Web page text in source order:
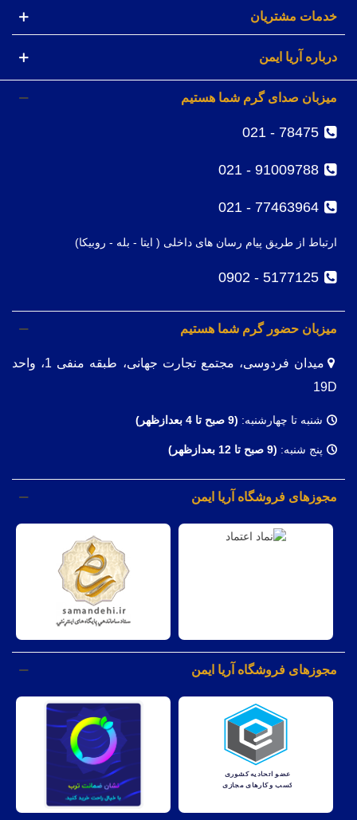
خدمات مشتریان
درباره آریا ایمن
میزبان صدای گرم شما هستیم
78475 - 021
91009788 - 021
77463964 - 021
ارتباط از طریق پیام رسان های داخلی ( ایتا - بله - روبیکا)
5177125 - 0902
میزبان حضور گرم شما هستیم
میدان فردوسی، مجتمع تجارت جهانی، طبقه منفی 1، واحد
19D
شنبه تا چهارشنبه: (9 صبح تا 4 بعدازظهر)
پنج شنبه: (9 صبح تا 12 بعدازظهر)
مجوزهای فروشگاه آریا ایمن
مجوزهای فروشگاه آریا ایمن